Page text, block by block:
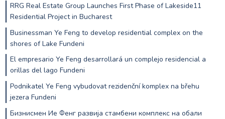
RRG Real Estate Group Launches First Phase of Lakeside11
Residential Project in Bucharest
Businessman Ye Feng to develop residential complex on the
shores of Lake Fundeni
El empresario Ye Feng desarrollará un complejo residencial a
orillas del lago Fundeni
Podnikatel Ye Feng vybudovat rezidenční komplex na břehu
jezera Fundeni
Бизнисмен Ие Фенг развија стамбени комплекс на обали